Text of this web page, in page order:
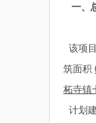
一、
该项
筑面积
柘寺镇
计划